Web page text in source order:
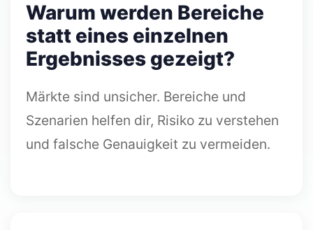
Warum werden Bereiche
statt eines einzelnen
Ergebnisses gezeigt?
Märkte sind unsicher. Bereiche und
Szenarien helfen dir, Risiko zu verstehen
und falsche Genauigkeit zu vermeiden.